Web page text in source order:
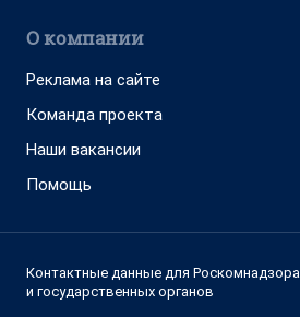
О компании
Реклама на сайте
Команда проекта
Наши вакансии
Помощь
Контактные данные для Роскомнадзора
и государственных органов